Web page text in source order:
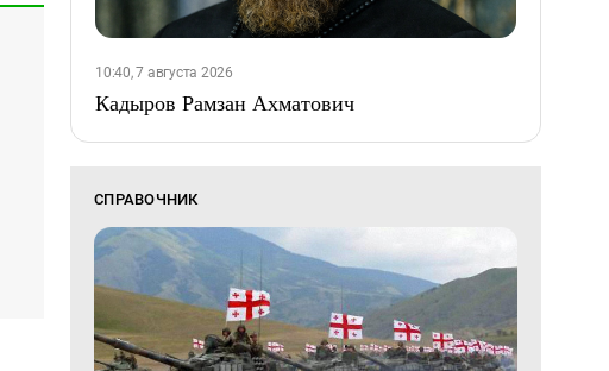
10:40, 7 августа 2026
Кадыров Рамзан Ахматович
СПРАВОЧНИК